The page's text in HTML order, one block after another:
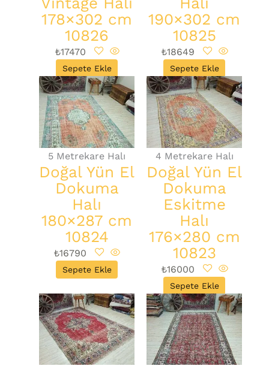
178×302 cm
10826
₺17470
Sepete Ekle
190×302 cm
10825
₺18649
Sepete Ekle
5 Metrekare Halı
Doğal Yün El
Dokuma
Halı
180×287 cm
10824
₺16790
Sepete Ekle
4 Metrekare Halı
Doğal Yün El
Dokuma
Eskitme
Halı
176×280 cm
10823
₺16000
Sepete Ekle